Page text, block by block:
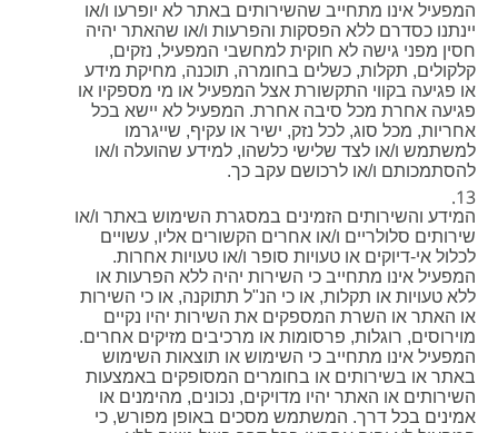
המפעיל אינו מתחייב שהשירותים באתר לא יופרעו ו/או
יינתנו כסדרם ללא הפסקות והפרעות ו/או שהאתר יהיה
חסין מפני גישה לא חוקית למחשבי המפעיל, נזקים,
קלקולים, תקלות, כשלים בחומרה, תוכנה, מחיקת מידע
או פגיעה בקווי התקשורת אצל המפעיל או מי מספקיו או
פגיעה אחרת מכל סיבה אחרת. המפעיל לא יישא בכל
אחריות, מכל סוג, לכל נזק, ישיר או עקיף, שייגרמו
למשתמש ו/או לצד שלישי כלשהו, למידע שהועלה ו/או
להסתמכותם ו/או לרכושם עקב כך.
המידע והשירותים הזמינים במסגרת השימוש באתר ו/או
שירותים סלולריים ו/או אחרים הקשורים אליו, עשויים
לכלול אי-דיוקים או טעויות סופר ו/או טעויות אחרות.
המפעיל אינו מתחייב כי השירות יהיה ללא הפרעות או
ללא טעויות או תקלות, או כי הנ"ל תתוקנה, או כי השירות
או האתר או השרת המספקים את השירות יהיו נקיים
מוירוסים, רוגלות, פרסומות או מרכיבים מזיקים אחרים.
המפעיל אינו מתחייב כי השימוש או תוצאות השימוש
באתר או בשירותים או בחומרים המסופקים באמצעות
השירותים או האתר יהיו מדויקים, נכונים, מהימנים או
אמינים בכל דרך. המשתמש מסכים באופן מפורש, כי